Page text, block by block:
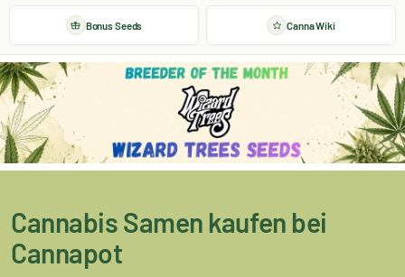
Bonus Seeds Canna Wiki
Cannabis Samen kaufen bei
Cannapot